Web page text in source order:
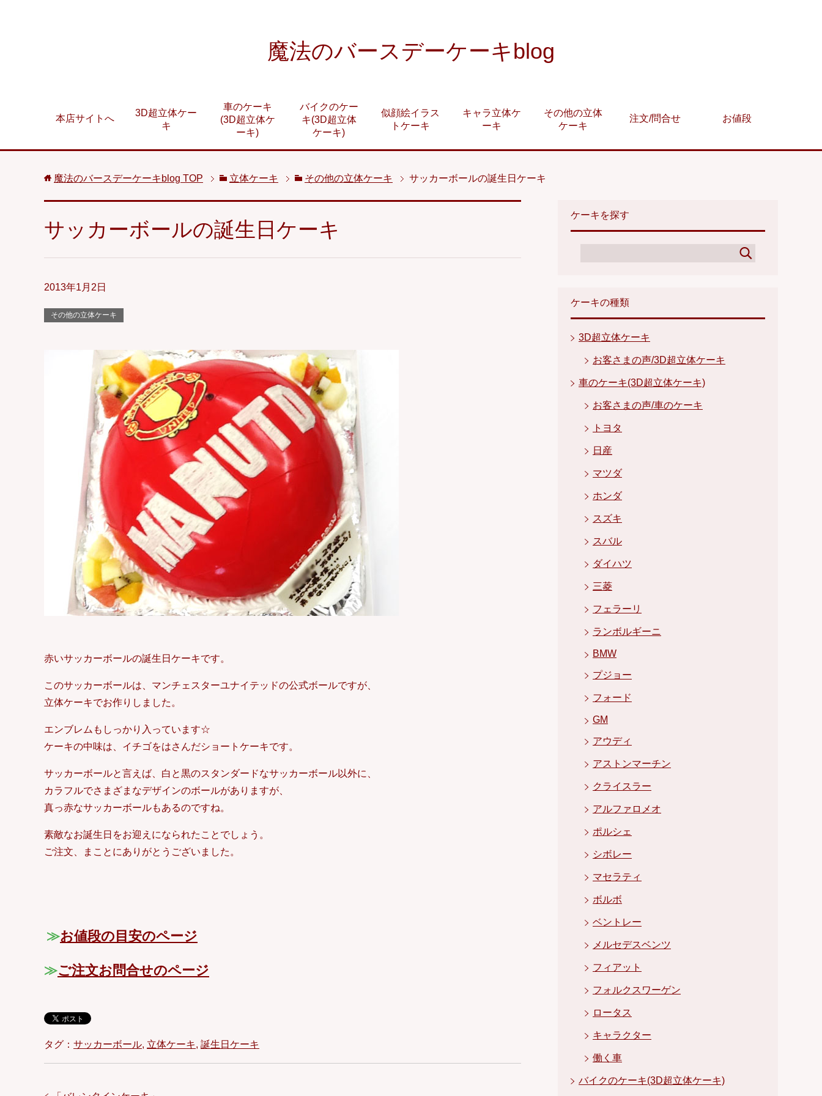
魔法のバースデーケーキblog
本店サイトへ
3D超立体ケー
キ
車のケーキ
(3D超立体ケ
ーキ)
バイクのケー
キ(3D超立体
ケーキ)
似顔絵イラス
トケーキ
キャラ立体ケ
ーキ
その他の立体
ケーキ
注文/問合せ お値段
魔法のバースデーケーキblog TOP 立体ケーキ その他の立体ケーキ サッカーボールの誕生日ケーキ
サッカーボールの誕生日ケーキ
2013年1月2日
その他の立体ケーキ
赤いサッカーボールの誕生日ケーキです。
このサッカーボールは、マンチェスターユナイテッドの公式ボールですが、
立体ケーキでお作りしました。
エンブレムもしっかり入っています☆
ケーキの中味は、イチゴをはさんだショートケーキです。
サッカーボールと言えば、白と黒のスタンダードなサッカーボール以外に、
カラフルでさまざまなデザインのボールがありますが、
真っ赤なサッカーボールもあるのですね。
素敵なお誕生日をお迎えになられたことでしょう。
ご注文、まことにありがとうございました。
≫お値段の目安のページ
≫ご注文お問合せのページ
タグ： サッカーボール, 立体ケーキ, 誕生日ケーキ
ケーキを探す
ケーキの種類
3D超立体ケーキ
お客さまの声/3D超立体ケーキ
車のケーキ(3D超立体ケーキ)
お客さまの声/車のケーキ
トヨタ
日産
マツダ
ホンダ
スズキ
スバル
ダイハツ
三菱
フェラーリ
ランボルギーニ
BMW
プジョー
フォード
GM
アウディ
アストンマーチン
クライスラー
アルファロメオ
ポルシェ
シボレー
マセラティ
ボルボ
ベントレー
メルセデスベンツ
フィアット
フォルクスワーゲン
ロータス
キャラクター
働く車
バイクのケーキ(3D超立体ケーキ)